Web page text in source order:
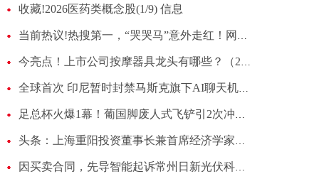
收藏!2026医药类概念股(1/9) 信息
当前热议!热搜第一，“哭哭马”意外走红！网友：真是马“倒”成功了
今亮点！上市公司按摩器具龙头有哪些？（2026/1/9）
全球首次 印尼暂时封禁马斯克旗下AI聊天机器人
足总杯火爆1幕！葡国脚废人式飞铲引2次冲突，热刺维拉数十人干架-微速讯
头条：上海重阳投资董事长兼首席经济学家王庆：风险偏好因素对资本市场的影响将趋于弱化
因买卖合同，先导智能起诉常州日新光伏科技有限公司|微速讯